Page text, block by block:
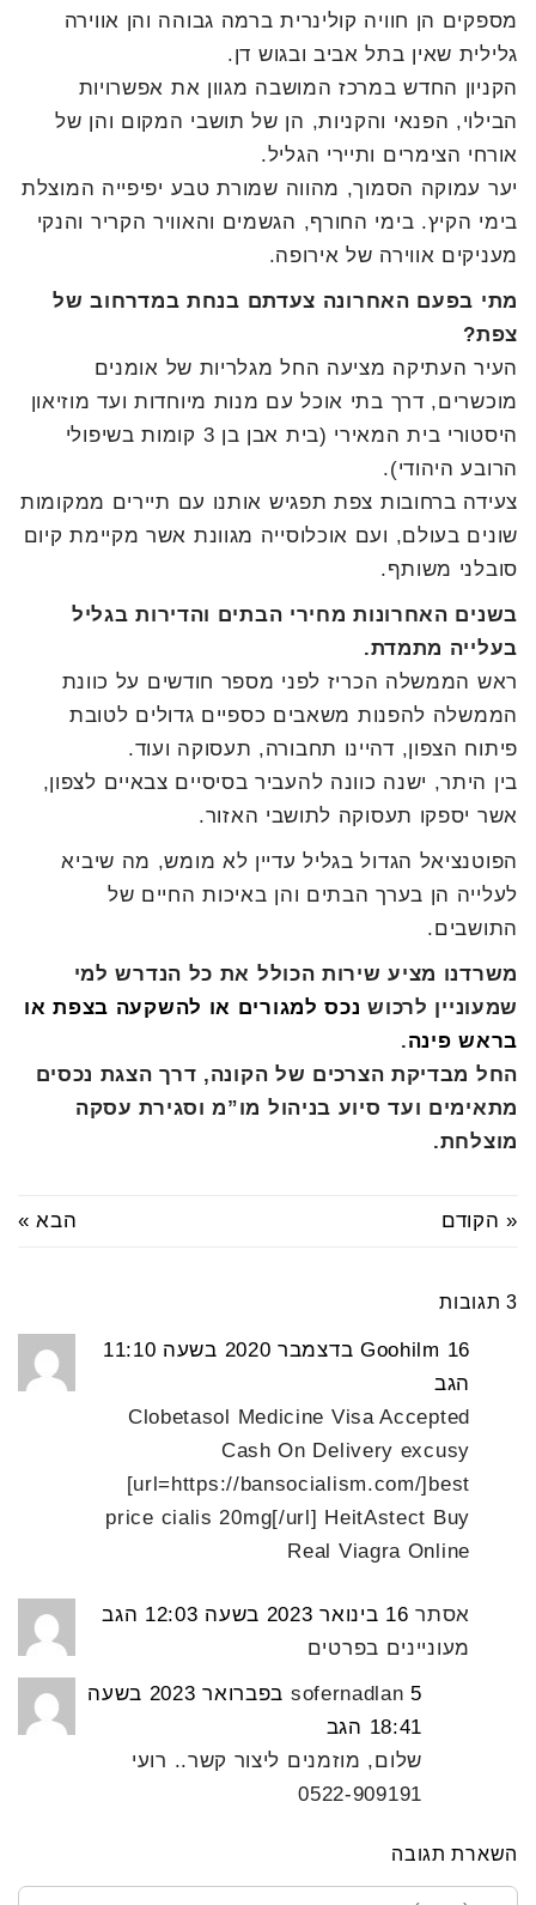
מספקים הן חוויה קולינרית ברמה גבוהה והן אווירה
גלילית שאין בתל אביב ובגוש דן.
הקניון החדש במרכז המושבה מגוון את אפשרויות
הבילוי, הפנאי והקניות, הן של תושבי המקום והן של
אורחי הצימרים ותיירי הגליל.
יער עמוקה הסמוך, מהווה שמורת טבע יפיפייה המוצלת
בימי הקיץ. בימי החורף, הגשמים והאוויר הקריר והנקי
מעניקים אווירה של אירופה.
מתי בפעם האחרונה צעדתם בנחת במדרחוב של
צפת?
העיר העתיקה מציעה החל מגלריות של אומנים
מוכשרים, דרך בתי אוכל עם מנות מיוחדות ועד מוזיאון
היסטורי בית המאירי (בית אבן בן 3 קומות בשיפולי
הרובע היהודי).
צעידה ברחובות צפת תפגיש אותנו עם תיירים ממקומות
שונים בעולם, ועם אוכלוסייה מגוונת אשר מקיימת קיום
סובלני משותף.
בשנים האחרונות מחירי הבתים והדירות בגליל
בעלייה מתמדת.
ראש הממשלה הכריז לפני מספר חודשים על כוונת
הממשלה להפנות משאבים כספיים גדולים לטובת
פיתוח הצפון, דהיינו תחבורה, תעסוקה ועוד.
בין היתר, ישנה כוונה להעביר בסיסיים צבאיים לצפון,
אשר יספקו תעסוקה לתושבי האזור.
הפוטנציאל הגדול בגליל עדיין לא מומש, מה שיביא
לעלייה הן בערך הבתים והן באיכות החיים של
התושבים.
משרדנו מציע שירות הכולל את כל הנדרש למי
שמעוניין לרכוש נכס למגורים או להשקעה בצפת או
בראש פינה.
החל מבדיקת הצרכים של הקונה, דרך הצגת נכסים
מתאימים ועד סיוע בניהול מו”מ וסגירת עסקה
מוצלחת.
« הקודם הבא »
3 תגובות
Goohilm
16 בדצמבר 2020 בשעה 11:10
הגב
Clobetasol Medicine Visa Accepted
Cash On Delivery excusy
[url=https://bansocialism.com/]best
price cialis 20mg[/url] HeitAstect Buy
Real Viagra Online
אסתר 16 בינואר 2023 בשעה 12:03
הגב
מעוניינים בפרטים
sofernadlan
5 בפברואר 2023 בשעה
18:41
הגב
שלום, מוזמנים ליצור קשר.. רועי
0522-909191
השארת תגובה